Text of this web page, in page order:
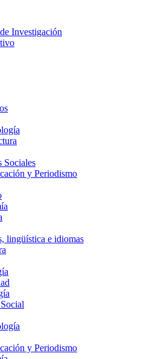
Investigación
Sociales
y Periodismo
lingüística e idiomas
y Periodismo